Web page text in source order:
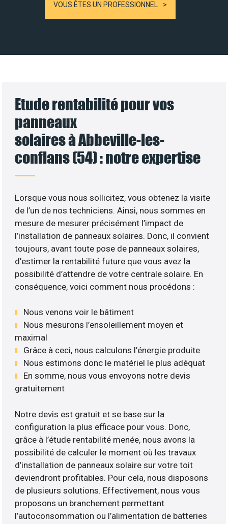
VOUS ÊTES UN PROFESSIONNEL
Etude rentabilité pour vos
panneaux
solaires à Abbeville-les-
conflans (54) : notre expertise
Lorsque vous nous sollicitez, vous obtenez la visite
de l’un de nos techniciens. Ainsi, nous sommes en
mesure de mesurer précisément l’impact de
l’installation de panneaux solaires. Donc, il convient
toujours, avant toute pose de panneaux solaires,
d’estimer la rentabilité future que vous avez la
possibilité d’attendre de votre centrale solaire. En
conséquence, voici comment nous procédons :
Nous venons voir le bâtiment
Nous mesurons l’ensoleillement moyen et
maximal
Grâce à ceci, nous calculons l’énergie produite
Nous estimons donc le matériel le plus adéquat
En somme, nous vous envoyons notre devis
gratuitement
Notre devis est gratuit et se base sur la
configuration la plus efficace pour vous. Donc,
grâce à l’étude rentabilité menée, nous avons la
possibilité de calculer le moment où les travaux
d’installation de panneaux solaire sur votre toit
deviendront profitables. Pour cela, nous disposons
de plusieurs solutions. Effectivement, nous vous
proposons un branchement permettant
l’autoconsommation ou l’alimentation de batteries